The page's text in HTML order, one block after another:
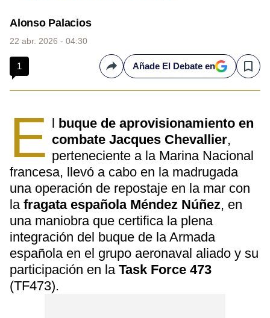
Alonso Palacios
22 abr. 2026 - 04:30
1 CompartirAñade El Debate en Save
E l buque de aprovisionamiento en
combate Jacques Chevallier,
perteneciente a la Marina Nacional
francesa, llevó a cabo en la madrugada
una operación de repostaje en la mar con
la fragata española Méndez Núñez, en
una maniobra que certifica la plena
integración del buque de la Armada
española en el grupo aeronaval aliado y su
participación en la Task Force 473
(TF473).